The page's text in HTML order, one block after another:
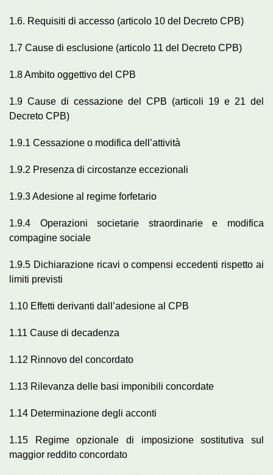
1.6. Requisiti di accesso (articolo 10 del Decreto CPB)
1.7 Cause di esclusione (articolo 11 del Decreto CPB)
1.8 Ambito oggettivo del CPB
1.9 Cause di cessazione del CPB (articoli 19 e 21 del
Decreto CPB)
1.9.1 Cessazione o modifica dell’attività
1.9.2 Presenza di circostanze eccezionali
1.9.3 Adesione al regime forfetario
1.9.4 Operazioni societarie straordinarie e modifica
compagine sociale
1.9.5 Dichiarazione ricavi o compensi eccedenti rispetto ai
limiti previsti
1.10 Effetti derivanti dall’adesione al CPB
1.11 Cause di decadenza
1.12 Rinnovo del concordato
1.13 Rilevanza delle basi imponibili concordate
1.14 Determinazione degli acconti
1.15 Regime opzionale di imposizione sostitutiva sul
maggior reddito concordato